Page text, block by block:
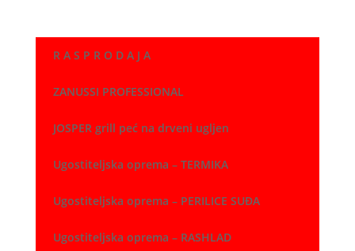
R A S P R O D A J A
ZANUSSI PROFESSIONAL
JOSPER grill peć na drveni ugljen
Ugostiteljska oprema – TERMIKA
Ugostiteljska oprema – PERILICE SUĐA
Ugostiteljska oprema – RASHLAD